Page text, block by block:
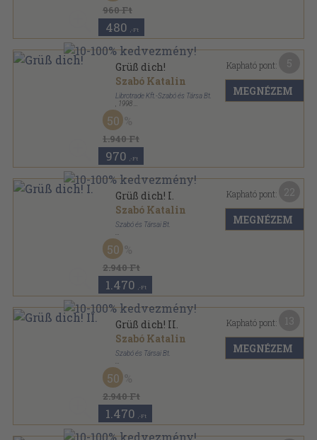
960 Ft
480 ,-Ft
Grüß dich!
Szabó Katalin
Librotrade Kft.-Szabó és Társa Bt.
1998
Ragasztott papírkötés
1.940 Ft
50
970 ,-Ft
Kapható pont:
MEGNÉZEM
Grüß dich! I.
Szabó Katalin
Szabó és Társai Bt.
Ragasztott papírkötés
2.940 Ft
50
1.470 ,-Ft
Kapható pont:
MEGNÉZEM
Grüß dich! II.
Szabó Katalin
Szabó és Társai Bt.
Ragasztott papírkötés
2.940 Ft
50
1.470 ,-Ft
Kapható pont:
MEGNÉZEM